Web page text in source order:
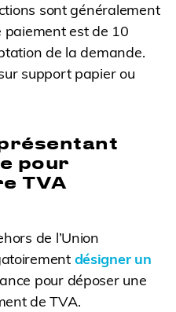
sont généralement
paiement est de 10
de la demande.
support papier ou
pour
TVA
de l’Union
désigner un
pour déposer une
de TVA.